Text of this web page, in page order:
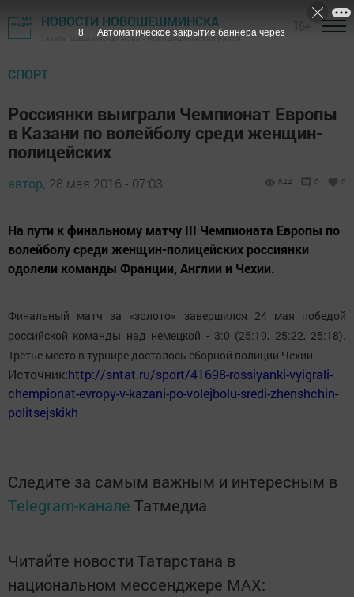
НОВОСТИ НОВОШЕШМИНСКА
Газета "Шешминская новь" - Новошешминский район
СПОРТ
Россиянки выиграли Чемпионат Европы
в Казани по волейболу среди женщин-
полицейских
автор, 28 мая 2016 - 07:03 844 0 0
На пути к финальному матчу III Чемпионата Европы по
волейболу среди женщин-полицейских россиянки
одолели команды Франции, Англии и Чехии.
Финальный матч за «золото» завершился 24 мая победой
российской команды над немецкой - 3:0 (25:19, 25:22, 25:18).
Третье место в турнире досталось сборной полиции Чехии.
Источник:http://sntat.ru/sport/41698-rossiyanki-vyigrali-
chempionat-evropy-v-kazani-po-volejbolu-sredi-zhenshchin-
politsejskikh
Следите за самым важным и интересным в
Telegram-канале Татмедиа
Читайте новости Татарстана в
национальном мессенджере MАХ:
7 Автоматическое закрытие баннера через